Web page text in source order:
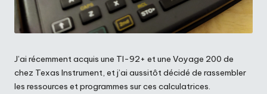
J’ai récemment acquis une TI-92+ et une Voyage 200 de
chez Texas Instrument, et j’ai aussitôt décidé de rassembler
les ressources et programmes sur ces calculatrices.